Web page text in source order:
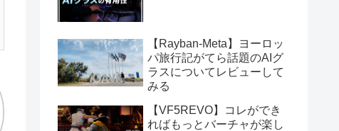
【Rayban-Meta】ヨーロッ
パ旅行記がてら話題のAIグ
ラスについてレビューして
みる
【VF5REVO】コレができ
ればもっとバーチャが楽し